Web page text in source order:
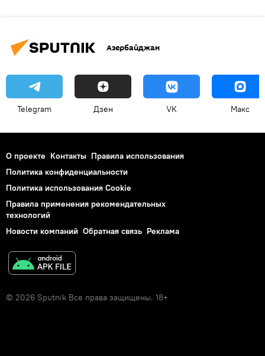
Азербайджан
Telegram Дзен VK Макс
О проекте Контакты Правила использования
Политика конфиденциальности
Политика использования Cookie
Правила применения рекомендательных
технологий
Новости компаний Обратная связь Реклама
© 2026 Sputnik Все права защищены. 18+